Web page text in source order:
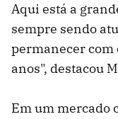
Aqui está a
sempre sendo
permanecer com
anos", destacou
Em um mercado